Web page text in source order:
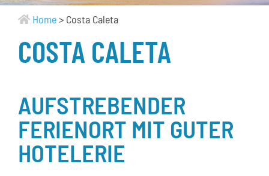
Home> Costa Caleta
COSTA CALETA
AUFSTREBENDER
FERIENORT MIT GUTER
HOTELERIE